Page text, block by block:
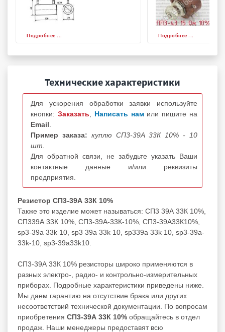
Подробнее ... Подробнее ...
Технические характеристики
Для ускорения обработки заявки используйте
кнопки: Заказать Написать нам или пишите на
Email
Пример заказа: куплю СП3-39А 33К 10% - 10
шт.
Для обратной связи, не забудьте указать Ваши
контактные данные и/или реквизиты
предприятия.
Резистор СП3-39А 33К 10%
Также это изделие может называться: СП3 39А 33К 10%,
СП339А 33К 10%, СП3-39А-33К-10%, СП3-39А33К10%,
sp3-39a 33k 10, sp3 39a 33k 10, sp339a 33k 10, sp3-39a-
33k-10, sp3-39a33k10.
СП3-39А 33К 10% резисторы широко применяются в
разных электро-, радио- и контрольно-измерительных
приборах. Подробные характеристики приведены ниже.
Мы даем гарантию на отсутствие брака или других
несоответствий технической документации. По вопросам
приобретения СП3-39А 33К 10% обращайтесь в отдел
продаж. Наши менеджеры предоставят всю